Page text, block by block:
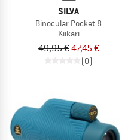
SILVA
Binocular Pocket 8
Kiikari
49,95 €47,45 €
(0)